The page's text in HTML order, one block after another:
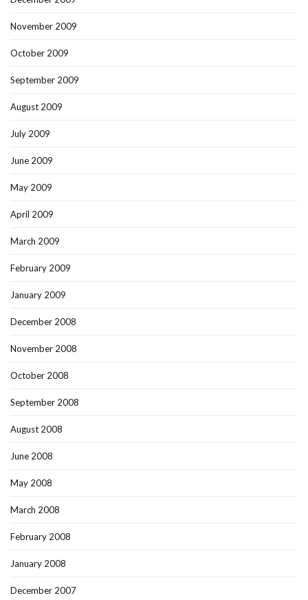
November 2009
October 2009
September 2009
August 2009
July 2009
June 2009
May 2009
April 2009
March 2009
February 2009
January 2009
December 2008
November 2008
October 2008
September 2008
August 2008
June 2008
May 2008
March 2008
February 2008
January 2008
December 2007